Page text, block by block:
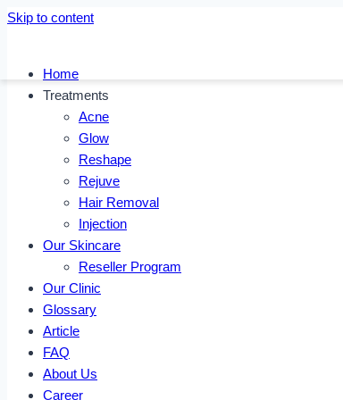
Skip to content
Home
Treatments
Acne
Glow
Reshape
Rejuve
Hair Removal
Injection
Our Skincare
Reseller Program
Our Clinic
Glossary
Article
FAQ
About Us
Career